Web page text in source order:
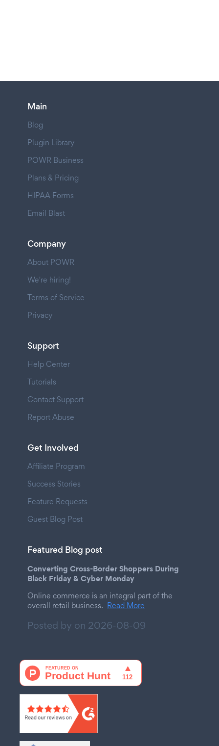
Main
Blog
Plugin Library
POWR Business
Plans & Pricing
HIPAA Forms
Email Blast
Company
About POWR
We're hiring!
Terms of Service
Privacy
Support
Help Center
Tutorials
Contact Support
Report Abuse
Get Involved
Affiliate Program
Success Stories
Feature Requests
Guest Blog Post
Featured Blog post
Converting Cross-Border Shoppers During
Black Friday & Cyber Monday
Online commerce is an integral part of the
overall retail business. Read More
Posted by on 2026-08-09